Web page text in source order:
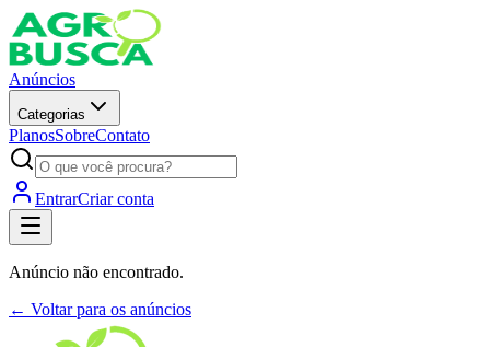
Anúncios
Categorias
PlanosSobreContato
EntrarCriar conta
Anúncio não encontrado.
← Voltar para os anúncios